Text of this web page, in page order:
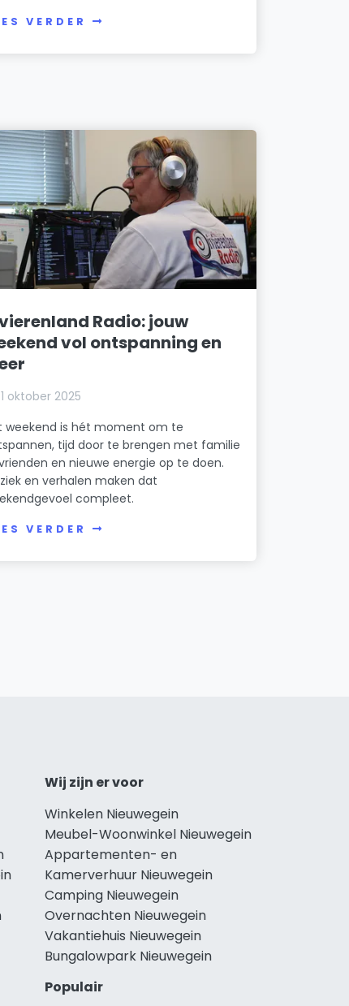
VERDER
Radio: jouw
vol ontspanning en
1 oktober 2025
weekend is hét moment om te
tijd door te brengen met familie
en nieuwe energie op te doen.
en verhalen maken dat
compleet.
VERDER
Wij zijn er voor
Winkelen Nieuwegein
Meubel-Woonwinkel Nieuwegein
Appartementen- en
Kamerverhuur Nieuwegein
Camping Nieuwegein
Overnachten Nieuwegein
Vakantiehuis Nieuwegein
Bungalowpark Nieuwegein
Populair